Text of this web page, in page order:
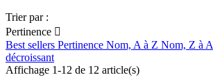
Trier par :
Pertinence 
Best sellers Pertinence Nom, A à Z Nom, Z à A
décroissant
Affichage 1-12 de 12 article(s)